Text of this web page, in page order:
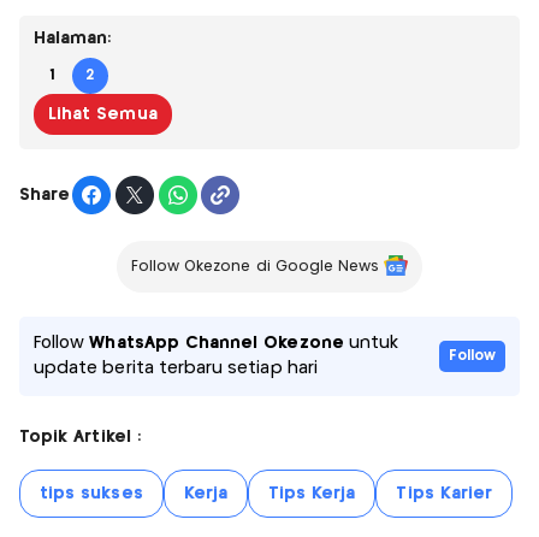
Halaman:
1 2
Lihat Semua
Share
Follow Okezone di Google News
FollowWhatsApp Channel Okezone untuk
update berita terbaru setiap hari
Follow
Topik Artikel :
tips sukses Kerja Tips Kerja Tips Karier